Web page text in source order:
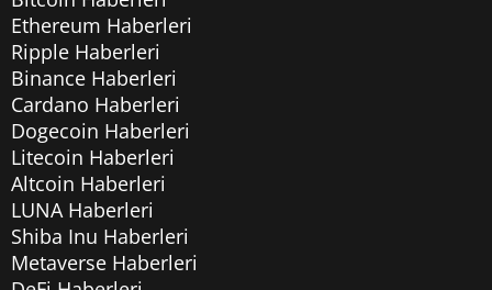
Ethereum Haberleri
Ripple Haberleri
Binance Haberleri
Cardano Haberleri
Dogecoin Haberleri
Litecoin Haberleri
Altcoin Haberleri
LUNA Haberleri
Shiba Inu Haberleri
Metaverse Haberleri